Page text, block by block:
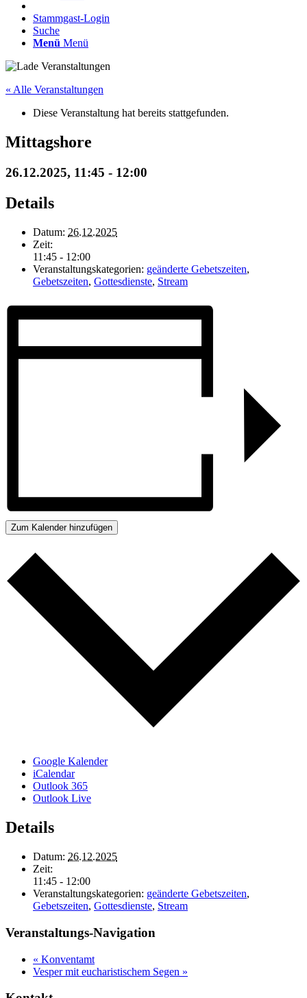
Stammgast-Login
Suche
Menü Menü
« Alle Veranstaltungen
Diese Veranstaltung hat bereits stattgefunden.
Mittagshore
26.12.2025, 11:45 - 12:00
Details
Datum: 26.12.2025
Zeit:
11:45 - 12:00
Veranstaltungskategorien: geänderte Gebetszeiten,
Gebetszeiten, Gottesdienste, Stream
Zum Kalender hinzufügen
Google Kalender
iCalendar
Outlook 365
Outlook Live
Details
Datum: 26.12.2025
Zeit:
11:45 - 12:00
Veranstaltungskategorien: geänderte Gebetszeiten,
Gebetszeiten, Gottesdienste, Stream
Veranstaltungs-Navigation
« Konventamt
Vesper mit eucharistischem Segen »